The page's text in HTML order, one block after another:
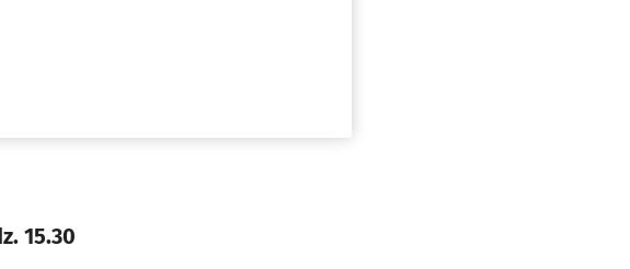
15.30